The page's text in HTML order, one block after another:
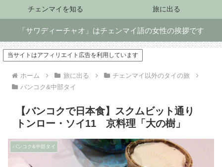
チェンマイを知る 旅に出る
「サワディーチャオ」はチェンマイ語の女性の挨拶です
当サイトはアフィリエイト広告を利用しています
ホーム 旅に出る
チェンマイ以外のタイの旅
バンコク&中部タイ
【バンコクで日本食】スクムビット通り
トンロー・ソイ11 京料理「大の樹」
バンコク&中部タイ